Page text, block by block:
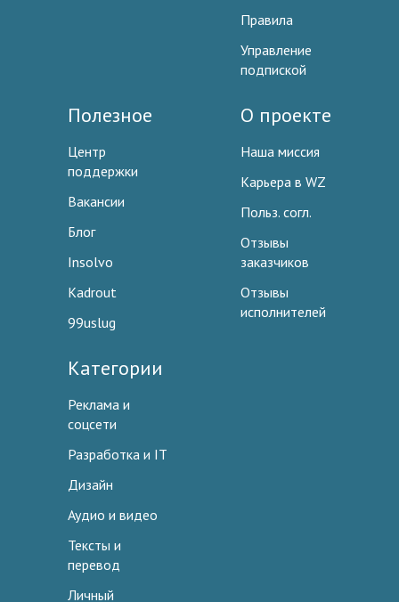
Правила
Управление
подпиской
Полезное
Центр
поддержки
Вакансии
Блог
Insolvo
Kadrout
99uslug
О проекте
Наша миссия
Карьера в WZ
Польз. согл.
Отзывы
заказчиков
Отзывы
исполнителей
Категории
Реклама и
соцсети
Разработка и IT
Дизайн
Аудио и видео
Тексты и
перевод
Личный